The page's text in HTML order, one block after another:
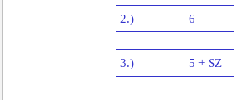
2.) 6
3.) 5 + SZ